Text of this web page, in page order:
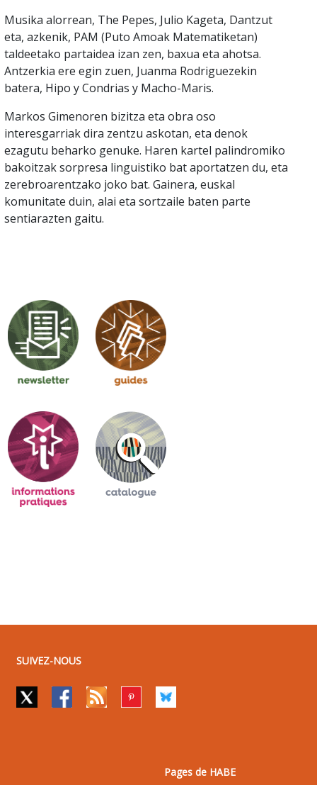
Musika alorrean, The Pepes, Julio Kageta, Dantzut
eta, azkenik, PAM (Puto Amoak Matematiketan)
taldeetako partaidea izan zen, baxua eta ahotsa.
Antzerkia ere egin zuen, Juanma Rodriguezekin
batera, Hipo y Condrias y Macho-Maris.
Markos Gimenoren bizitza eta obra oso
interesgarriak dira zentzu askotan, eta denok
ezagutu beharko genuke. Haren kartel palindromiko
bakoitzak sorpresa linguistiko bat aportatzen du, eta
zerebroarentzako joko bat. Gainera, euskal
komunitate duin, alai eta sortzaile baten parte
sentiarazten gaitu.
SUIVEZ-NOUS
Pages de HABE